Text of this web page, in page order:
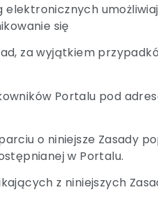
elektronicznych
się
za wyjątkiem
Portalu pod
o niniejsze Zasady
w Portalu.
z niniejszych